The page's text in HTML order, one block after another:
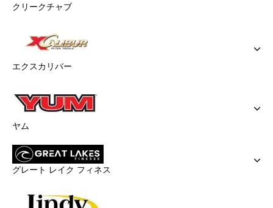
クリークチャブ
エクスカリバー
ヤム
グレート レイク フィネス